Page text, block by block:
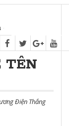
TÊN
Điện Thắng